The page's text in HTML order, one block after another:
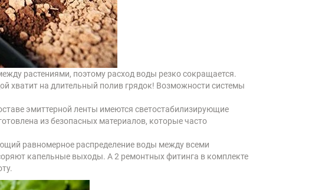
растениями, поэтому расход воды резко сокращается.
хватит на длительный полив грядок! Возможности системы
эмиттерной ленты имеются светостабилизирующие
из безопасных материалов, которые часто
равномерное распределение воды между всеми
капельные выходы. А 2 ремонтных фитинга в комплекте